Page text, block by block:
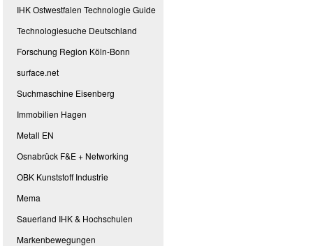
IHK Ostwestfalen Technologie Guide
Technologiesuche Deutschland
Forschung Region Köln-Bonn
surface.net
Suchmaschine Eisenberg
Immobilien Hagen
Metall EN
Osnabrück F&E + Networking
OBK Kunststoff Industrie
Mema
Sauerland IHK & Hochschulen
Markenbewegungen